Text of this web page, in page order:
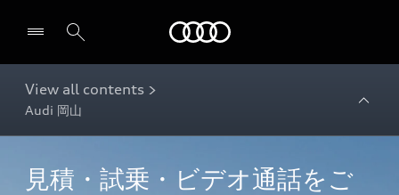
View all contents >
Audi 岡山
見積・試乗・ビデオ通話をご